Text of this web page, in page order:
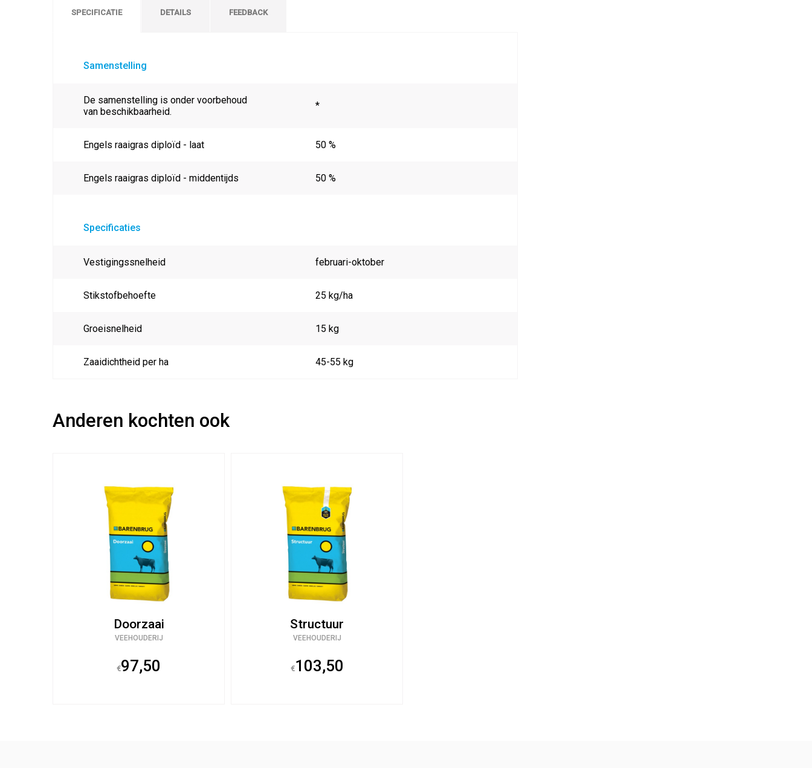
SPECIFICATIE DETAILS FEEDBACK
Samenstelling
De samenstelling is onder voorbehoud
van beschikbaarheid.
*
Engels raaigras diploïd - laat 50 %
Engels raaigras diploïd - middentijds 50 %
Specificaties
Vestigingssnelheid februari-oktober
Stikstofbehoefte 25 kg/ha
Groeisnelheid 15 kg
Zaaidichtheid per ha 45-55 kg
Anderen kochten ook
Doorzaai
VEEHOUDERIJ
€97,50
Structuur
VEEHOUDERIJ
€103,50